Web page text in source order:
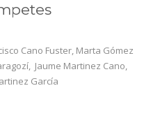
Cano Fuster, Marta Gómez
Jaume Martinez Cano,
García